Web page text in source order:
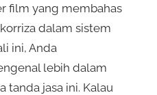
film yang membahas
dalam sistem
ini, Anda
lebih dalam
tanda jasa ini. Kalau